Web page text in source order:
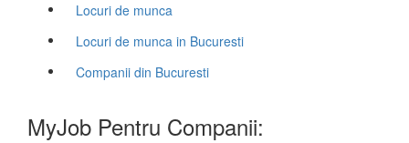
Locuri de munca
Locuri de munca in Bucuresti
Companii din Bucuresti
MyJob Pentru Companii: